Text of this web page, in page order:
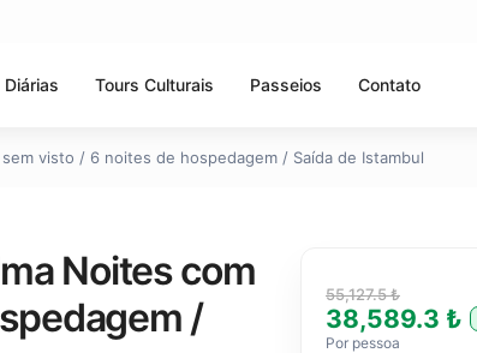
Tours Culturais Passeios Contato
visto / 6 noites de hospedagem / Saída de Istambul
Noites com
/
55,127.5 ₺
38,589.3 ₺
Por pessoa